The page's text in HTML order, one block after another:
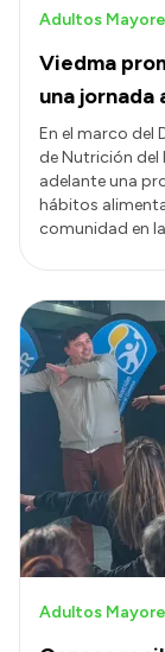
Viedma
una jornada
Adultos
En el marco del
de Nutrición del
adelante una
hábitos
comunidad en
Adultos